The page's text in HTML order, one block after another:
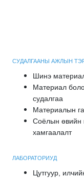
СУДАЛГААНЫ АЖЛЫН
Шинэ
Материал
судалгаа
Материалын
Соёлын өвийн
хамгаалалт
ЛАБОРАТОРИУД
Цутгуур,